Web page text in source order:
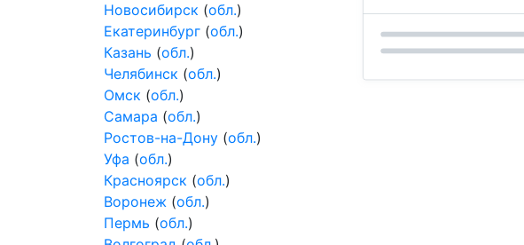
Новосибирск (обл.)
Екатеринбург (обл.)
Казань (обл.)
Челябинск (обл.)
Омск (обл.)
Самара (обл.)
Ростов-на-Дону (обл.)
Уфа (обл.)
Красноярск (обл.)
Воронеж (обл.)
Пермь (обл.)